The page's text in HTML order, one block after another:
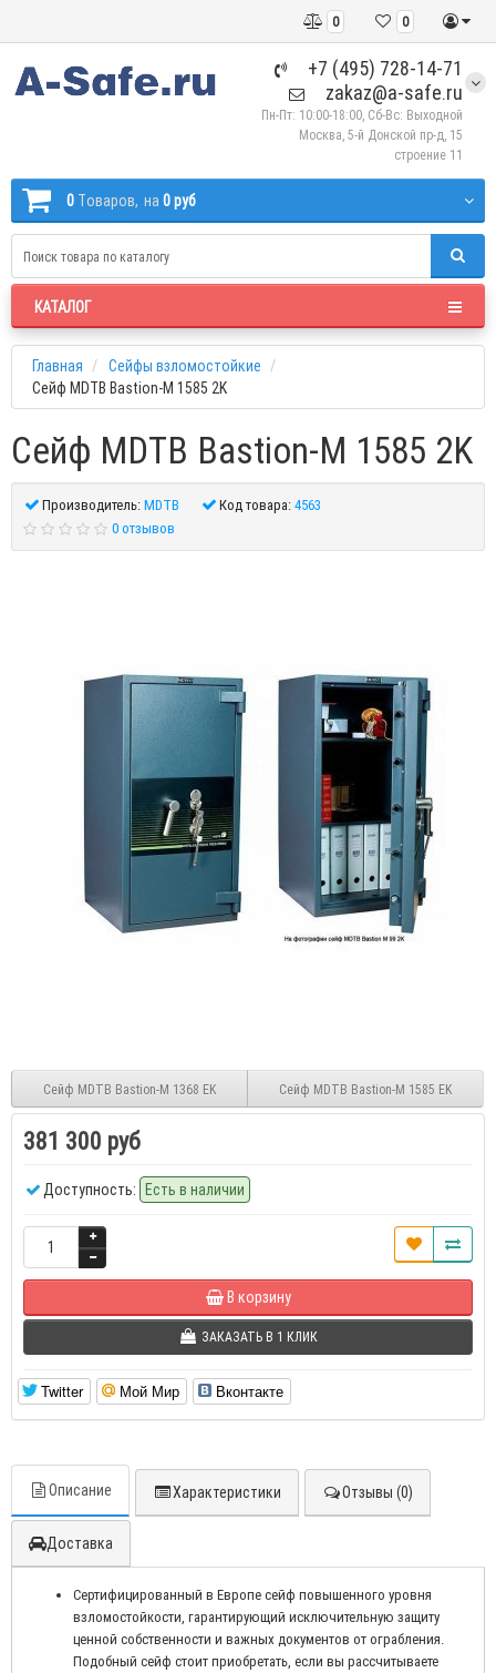
0
0
+7 (495) 728-14-71
zakaz@a-safe.ru
Пн-Пт: 10:00-18:00, Сб-Вс: Выходной
Москва, 5-й Донской пр-д, 15
строение 11
0 Tоваров, на 0 руб
КАТАЛОГ
Главная
Сейфы взломостойкие
Сейф MDTB Bastion-M 1585 2K
Сейф MDTB Bastion-M 1585 2K
Производитель:MDTB Код товара:4563
0 отзывов
Сейф MDTB Bastion-M 1368 EK Сейф MDTB Bastion-M 1585 EK
381 300 руб
Доступность: Есть в наличии
В корзину
ЗАКАЗАТЬ В 1 КЛИК
Twitter Мой Мир Вконтакте
Описание Характеристики Отзывы (0)
Доставка
Сертифицированный в Европе сейф повышенного уровня
взломостойкости, гарантирующий исключительную защиту
ценной собственности и важных документов от ограбления.
Подобный сейф стоит приобретать, если вы рассчитываете